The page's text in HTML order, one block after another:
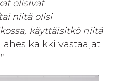
olisivat
niitä olisi
käyttäisitkö niitä
kaikki vastaajat